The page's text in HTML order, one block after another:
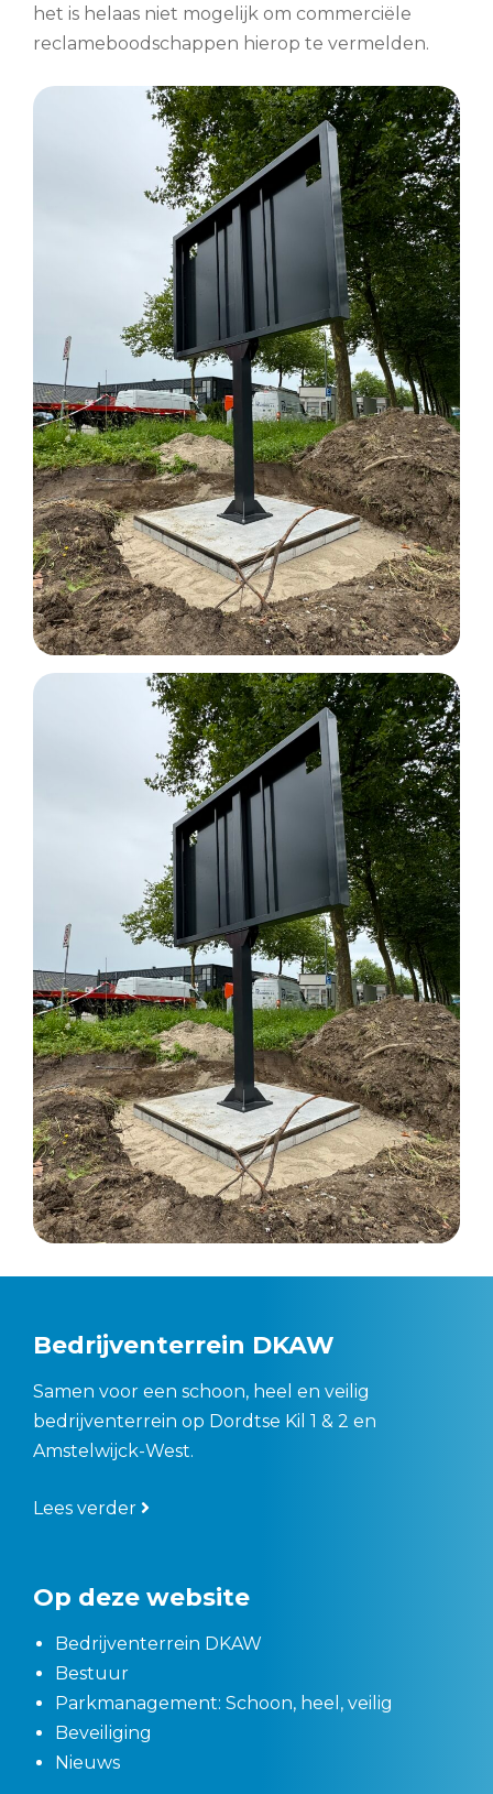
het is helaas niet mogelijk om commerciële
reclameboodschappen hierop te vermelden.
Bedrijventerrein DKAW
Samen voor een schoon, heel en veilig
bedrijventerrein op Dordtse Kil 1 & 2 en
Amstelwijck-West.
Lees verder
Op deze website
Bedrijventerrein DKAW
Bestuur
Parkmanagement: Schoon, heel, veilig
Beveiliging
Nieuws